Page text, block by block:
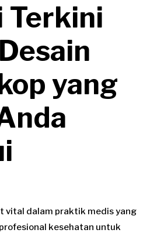
Terkini
yang
vital dalam praktik medis yang
kesehatan untuk